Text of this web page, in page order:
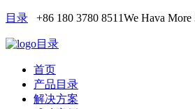
目录 +86 180 3780 8511We Hava More
目录
首页
产品目录
解决方案